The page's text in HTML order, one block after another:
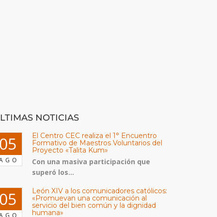
NOTICIAS
El Centro CEC realiza el 1° Encuentro
Formativo de Maestros Voluntarios del
Proyecto «Talita Kum»
Con una masiva participación que
superó los...
León XIV a los comunicadores católicos:
«Promuevan una comunicación al
servicio del bien común y la dignidad
humana»